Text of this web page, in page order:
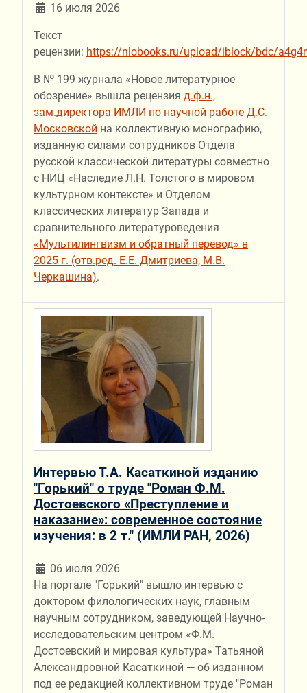
16 июля 2026
Текст
рецензии: https://nlobooks.ru/upload/iblock/bdc/
В № 199 журнала «Новое литературное
обозрение» вышла рецензия д.ф.н.,
зам.директора ИМЛИ по научной работе Д.С.
Московской на коллективную монографию,
изданную силами сотрудников Отдела
русской классической литературы совместно
с НИЦ «Наследие Л.Н. Толстого в мировом
культурном контексте» и Отделом
классических литератур Запада и
сравнительного литературоведения
«Мультилингвизм и обратный перевод» в
2025 г. (отв.ред. Е.Е. Дмитриева, М.В.
Черкашина).
Интервью Т.А. Касаткиной изданию
"Горький" о труде "Роман Ф.М.
Достоевского «Преступление и
наказание»: современное состояние
изучения: в 2 т." (ИМЛИ РАН, 2026)
06 июля 2026
На портале "Горький" вышло интервью с
доктором филологических наук, главным
научным сотрудником, заведующей Научно-
исследовательским центром «Ф.М.
Достоевский и мировая культура» Татьяной
Александровной Касаткиной — об изданном
под ее редакцией коллективном труде "Роман